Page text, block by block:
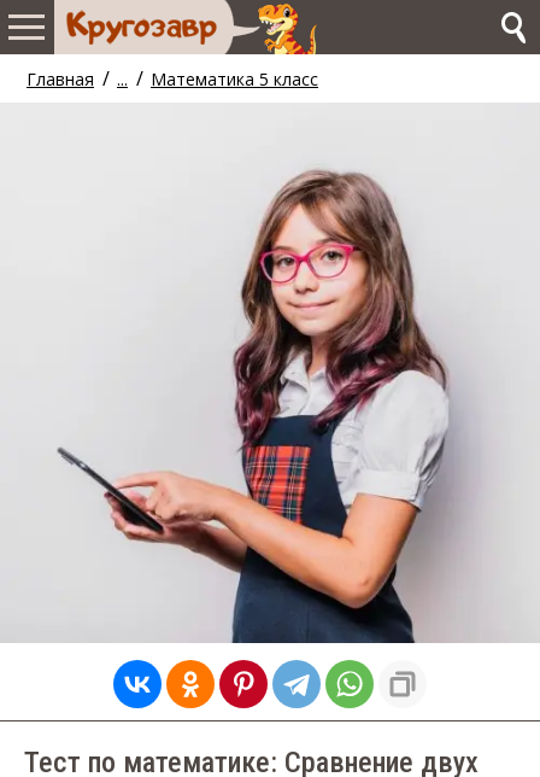
Главная / ... / Математика 5 класс
Тест по математике: Сравнение двух